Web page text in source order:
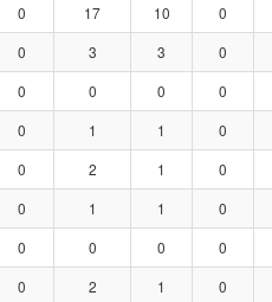
0 17 10 0
0 3 3 0
0 0 0 0
0 1 1 0
0 2 1 0
0 1 1 0
0 0 0 0
0 2 1 0